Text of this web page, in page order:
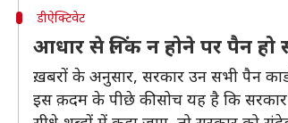
डीऐक्टिवेट
आधार से लिंक न होने पर पैन हो
ख़बरों के अनुसार, सरकार उन सभी पैन
इस क़दम के पीछे की सोच यह है कि